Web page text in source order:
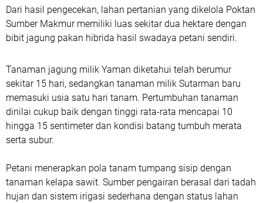
Dari hasil pengecekan, lahan pertanian yang dikelola Poktan
Sumber Makmur memiliki luas sekitar dua hektare dengan
bibit jagung pakan hibrida hasil swadaya petani sendiri.
Tanaman jagung milik Yaman diketahui telah berumur
sekitar 15 hari, sedangkan tanaman milik Sutarman baru
memasuki usia satu hari tanam. Pertumbuhan tanaman
dinilai cukup baik dengan tinggi rata-rata mencapai 10
hingga 15 sentimeter dan kondisi batang tumbuh merata
serta subur.
Petani menerapkan pola tanam tumpang sisip dengan
tanaman kelapa sawit. Sumber pengairan berasal dari tadah
hujan dan sistem irigasi sederhana dengan status lahan